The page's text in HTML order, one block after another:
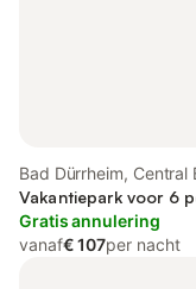
Bad Dürrheim, Central
Vakantiepark voor 6
Gratis annulering
vanaf€ 107per nacht